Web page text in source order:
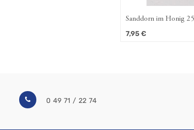
Sanddorn im Honig
7,95€
0 49 71 / 22 74